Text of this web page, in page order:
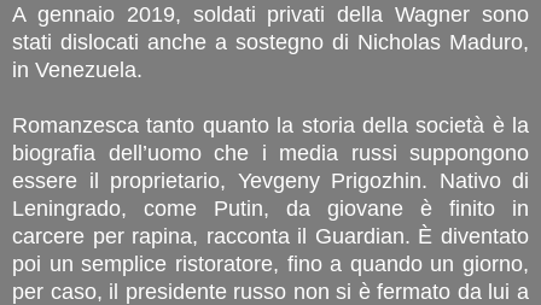
A gennaio 2019, soldati privati della Wagner sono
stati dislocati anche a sostegno di Nicholas Maduro,
in Venezuela.
Romanzesca tanto quanto la storia della società è la
biografia dell’uomo che i media russi suppongono
essere il proprietario, Yevgeny Prigozhin. Nativo di
Leningrado, come Putin, da giovane è finito in
carcere per rapina, racconta il Guardian. È diventato
poi un semplice ristoratore, fino a quando un giorno,
per caso, il presidente russo non si è fermato da lui a